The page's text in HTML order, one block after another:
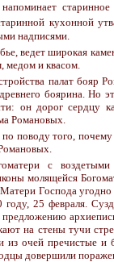
кухонной
надписями.
ведет широкая
медом и квасом.
палат бояр
боярина. Но
он дорог сердцу
Романовых.
по поводу того,
с
молящейся
Господа
25 февраля.
на стены тучи
из очей пречистые
довершили